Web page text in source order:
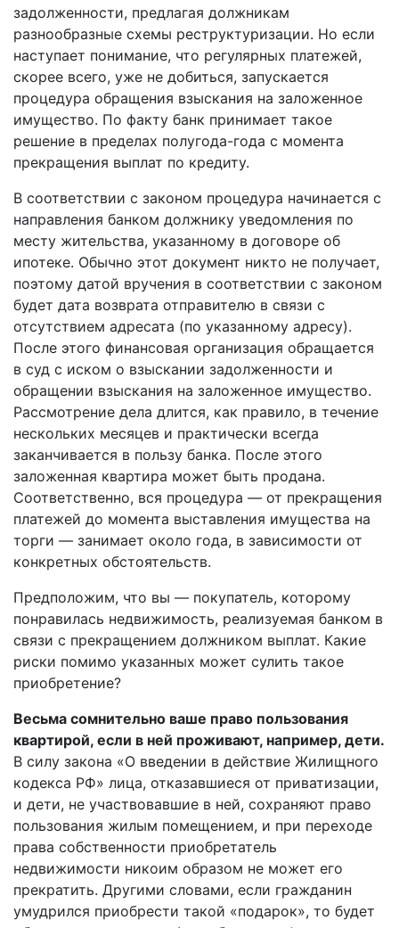
задолженности, предлагая должникам
разнообразные схемы реструктуризации. Но если
наступает понимание, что регулярных платежей,
скорее всего, уже не добиться, запускается
процедура обращения взыскания на заложенное
имущество. По факту банк принимает такое
решение в пределах полугода­-года с момента
прекращения выплат по кредиту.
В соответствии с законом процедура начинается с
направления банком должнику уведомления по
месту жительства, указанному в договоре об
ипотеке. Обычно этот документ никто не получает,
поэтому датой вручения в соответствии с законом
будет дата возврата отправителю в связи с
отсутствием адресата (по указанному адресу).
После этого финансовая организация обращается
в суд с иском о взыскании задолженности и
обращении взыскания на заложенное имущество.
Рассмотрение дела длится, как правило, в течение
нескольких месяцев и практически всегда
заканчивается в пользу банка. После этого
заложенная квартира может быть продана.
Соответственно, вся процедура — от прекращения
платежей до момента выставления имущества на
торги — занимает около года, в зависимости от
конкретных обстоятельств.
Предположим, что вы — покупатель, которому
понравилась недвижимость, реализуемая банком в
связи с прекращением должником выплат. Какие
риски помимо указанных может сулить такое
приобретение?
Весьма сомнительно ваше право пользования
квартирой, если в ней проживают, например, дети.
В силу закона «О введении в действие Жилищного
кодекса РФ» лица, отказавшиеся от приватизации,
и дети, не участвовавшие в ней, сохраняют право
пользования жилым помещением, и при переходе
права собственности приобретатель
недвижимости никоим образом не может его
прекратить. Другими словами, если гражданин
умудрился приобрести такой «подарок», то будет